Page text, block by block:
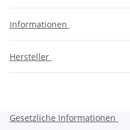
Informationen
Hersteller
Gesetzliche Informationen